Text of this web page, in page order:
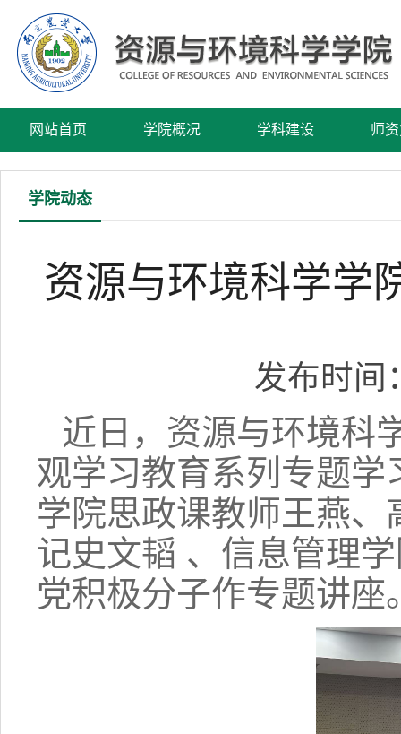
网站首页 学院概况 学科建设 师
学院动态
资源与环境科学学
发布时间
近日，资源与环境科
观学习教育系列专题
学院思政课教师王燕
记史文韬 、信息管理
党积极分子作专题讲座